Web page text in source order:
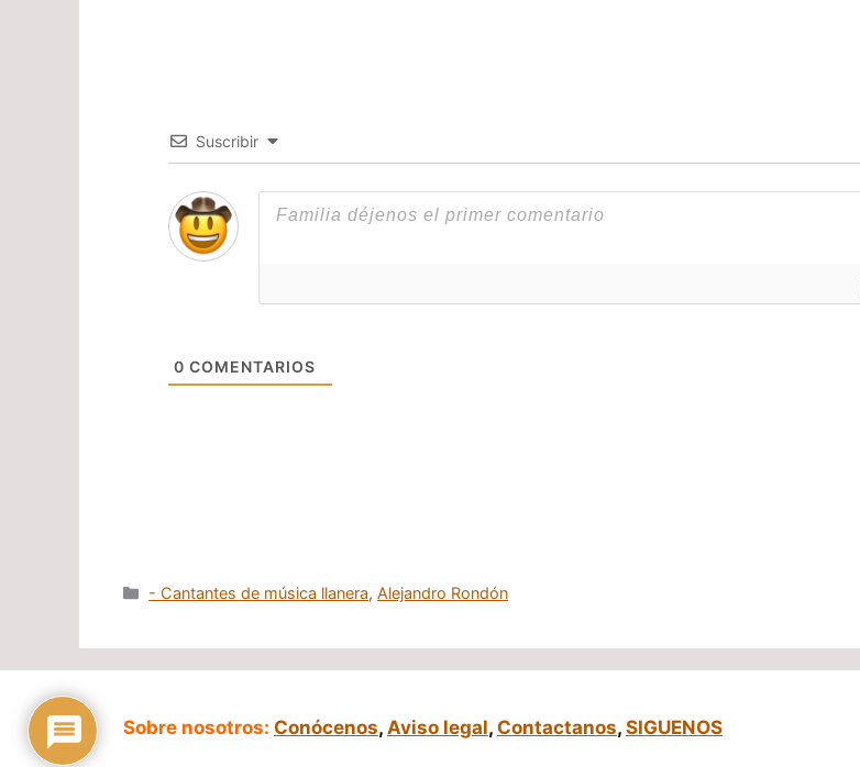
Suscribir
0 COMENTARIOS
Categorías
- Cantantes de música llanera,Alejandro Rondón
Sobre nosotros: Conócenos, Aviso legal, Contactanos, SIGUENOS